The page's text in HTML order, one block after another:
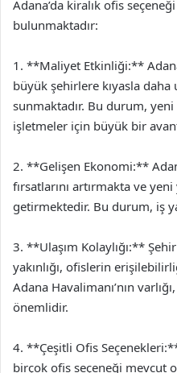
Adana’da kiralık ofis
bulunmaktadır:
1. **Maliyet Etkinliği:**
büyük şehirlere kıyasla
sunmaktadır. Bu durum,
işletmeler için büyük bir
2. **Gelişen Ekonomi:**
fırsatlarını artırmakta ve
getirmektedir. Bu durum, iş
3. **Ulaşım Kolaylığı:**
yakınlığı, ofislerin
Adana Havalimanı’nın
önemlidir.
4. **Çeşitli Ofis
birçok ofis seçeneği mevcut